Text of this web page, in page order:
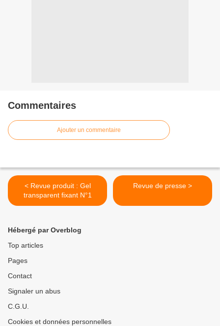
Commentaires
Ajouter un commentaire
< Revue produit : Gel
transparent fixant N°1
Revue de presse >
Hébergé par Overblog
Top articles
Pages
Contact
Signaler un abus
C.G.U.
Cookies et données personnelles